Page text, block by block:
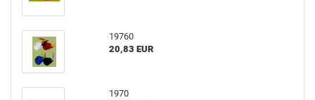
19760
20,83 EUR
1970